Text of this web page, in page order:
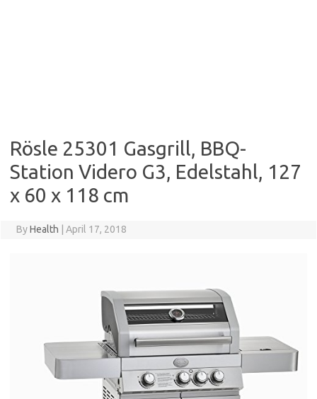
Rösle 25301 Gasgrill, BBQ-
Station Videro G3, Edelstahl, 127
x 60 x 118 cm
ByHealth April 17, 2018